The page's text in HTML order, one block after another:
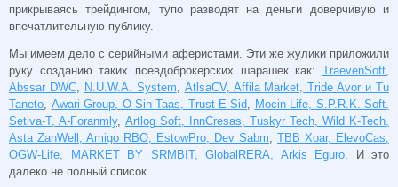
прикрываясь трейдингом, тупо разводят на деньги доверчивую и
впечатлительную публику.
Мы имеем дело с серийными аферистами. Эти же жулики приложили
руку созданию таких псевдоброкерских шарашек как: TraevenSoft,
Abssar DWC, N.U.W.A. System, AtlsaCV, Affila Market, Tride Avor и Tu
Taneto, Awari Group, O-Sin Taas, Trust E-Sid, Mocin Life, S.P.R.K. Soft,
Setiva-T, A-Foranmly, Artlog Soft, InnCresas, Tuskyr Tech, Wild K-Tech,
Asta ZanWell, Amigo RBO, EstowPro, Dev Sabm, TBB Xoar, ElevoCas,
OGW-Life, MARKET BY SRMBIT, GlobalRERA, Arkis Eguro. И это
далеко не полный список.